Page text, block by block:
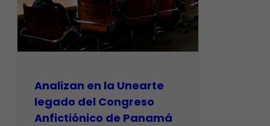
Analizan en la Unearte
legado del Congreso
Anfictiónico de Panamá